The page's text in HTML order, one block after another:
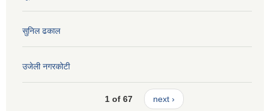
सुनिल ढकाल
उजेली नगरकोटी
1 of 67 next ›